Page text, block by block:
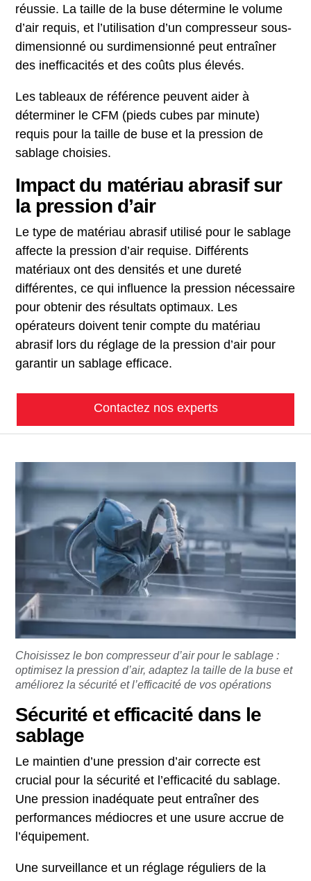
réussie. La taille de la buse détermine le volume
d’air requis, et l’utilisation d’un compresseur sous-
dimensionné ou surdimensionné peut entraîner
des inefficacités et des coûts plus élevés.
Les tableaux de référence peuvent aider à
déterminer le CFM (pieds cubes par minute)
requis pour la taille de buse et la pression de
sablage choisies.
Impact du matériau abrasif sur
la pression d’air
Le type de matériau abrasif utilisé pour le sablage
affecte la pression d’air requise. Différents
matériaux ont des densités et une dureté
différentes, ce qui influence la pression nécessaire
pour obtenir des résultats optimaux. Les
opérateurs doivent tenir compte du matériau
abrasif lors du réglage de la pression d’air pour
garantir un sablage efficace.
Contactez nos experts
Choisissez le bon compresseur d’air pour le sablage :
optimisez la pression d’air, adaptez la taille de la buse et
améliorez la sécurité et l’efficacité de vos opérations
Sécurité et efficacité dans le
sablage
Le maintien d’une pression d’air correcte est
crucial pour la sécurité et l’efficacité du sablage.
Une pression inadéquate peut entraîner des
performances médiocres et une usure accrue de
l’équipement.
Une surveillance et un réglage réguliers de la